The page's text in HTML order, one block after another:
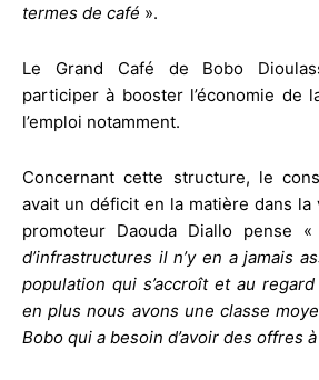
termes de café ».
Le Grand Café de Bobo
participer à booster l’économie de
l’emploi notamment.
Concernant cette structure, le
avait un déficit en la matière dans la
promoteur Daouda Diallo pense
d’infrastructures il n’y en a jamais
population qui s’accroît et au
en plus nous avons une classe
Bobo qui a besoin d’avoir des offres